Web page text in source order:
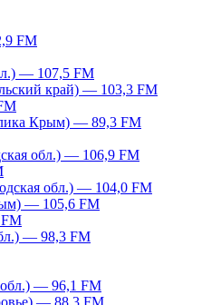
FM
— 107,5 FM
край) — 103,3 FM
Крым) — 89,3 FM
обл.) — 106,9 FM
обл.) — 104,0 FM
— 105,6 FM
— 98,3 FM
— 96,1 FM
— 88,3 FM